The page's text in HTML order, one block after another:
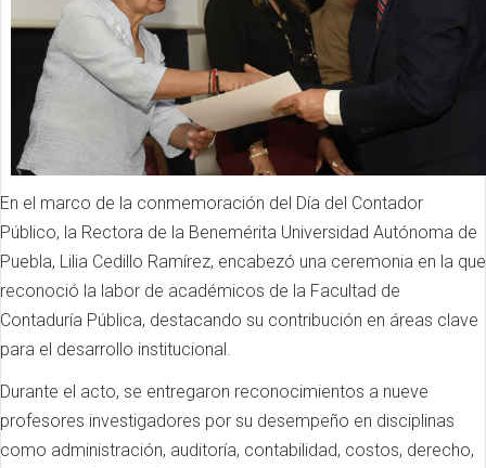
En el marco de la conmemoración del Día del Contador
Público, la Rectora de la Benemérita Universidad Autónoma de
Puebla, Lilia Cedillo Ramírez, encabezó una ceremonia en la que
reconoció la labor de académicos de la Facultad de
Contaduría Pública, destacando su contribución en áreas clave
para el desarrollo institucional.
Durante el acto, se entregaron reconocimientos a nueve
profesores investigadores por su desempeño en disciplinas
como administración, auditoría, contabilidad, costos, derecho,